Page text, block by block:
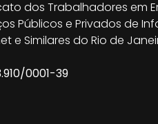
dos Trabalhadores em
Públicos e Privados de
e Similares do Rio de
0001-39